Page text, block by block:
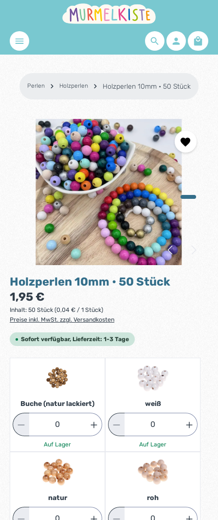
Zum Hauptinhalt springen
Perlen Holzperlen Holzperlen 10mm • 50 Stück
Bildergalerie überspringen
Holzperlen 10mm • 50 Stück
Regulärer Preis:
1,95 €
Inhalt: 50 Stück (0,04 € / 1 Stück)
Preise inkl. MwSt. zzgl. Versandkosten
Sofort verfügbar, Lieferzeit: 1-3 Tage
Buche (natur lackiert)
Auf Lager
weiß
Auf Lager
natur roh